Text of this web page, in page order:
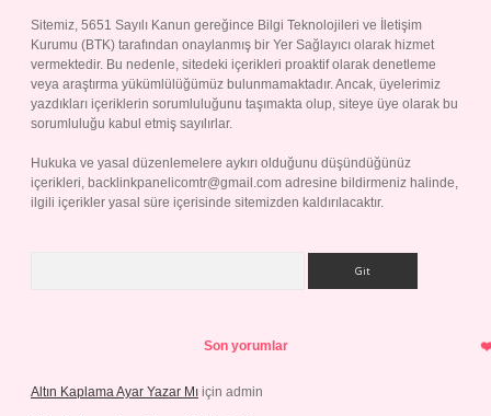
Sitemiz, 5651 Sayılı Kanun gereğince Bilgi Teknolojileri ve İletişim
Kurumu (BTK) tarafından onaylanmış bir Yer Sağlayıcı olarak hizmet
vermektedir. Bu nedenle, sitedeki içerikleri proaktif olarak denetleme
veya araştırma yükümlülüğümüz bulunmamaktadır. Ancak, üyelerimiz
yazdıkları içeriklerin sorumluluğunu taşımakta olup, siteye üye olarak bu
sorumluluğu kabul etmiş sayılırlar.
Hukuka ve yasal düzenlemelere aykırı olduğunu düşündüğünüz
içerikleri, backlinkpanelicomtr@gmail.com adresine bildirmeniz halinde,
ilgili içerikler yasal süre içerisinde sitemizden kaldırılacaktır.
Son yorumlar
Altın Kaplama Ayar Yazar Mı için admin